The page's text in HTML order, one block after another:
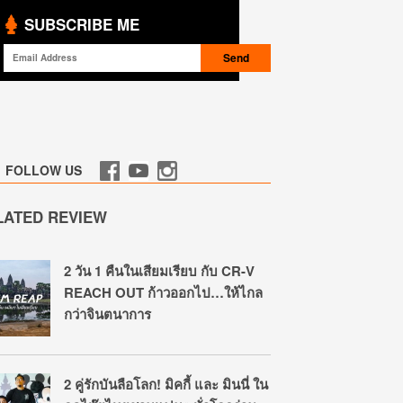
SUBSCRIBE ME
FOLLOW US
REVIEW
2 วัน 1 คืนในเสียมเรียบ กับ CR-V
REACH OUT ก้าวออกไป…ให้ไกล
กว่าจินตนาการ
2 คู่รักบันลือโลก! มิคกี้ และ มินนี่ ใน